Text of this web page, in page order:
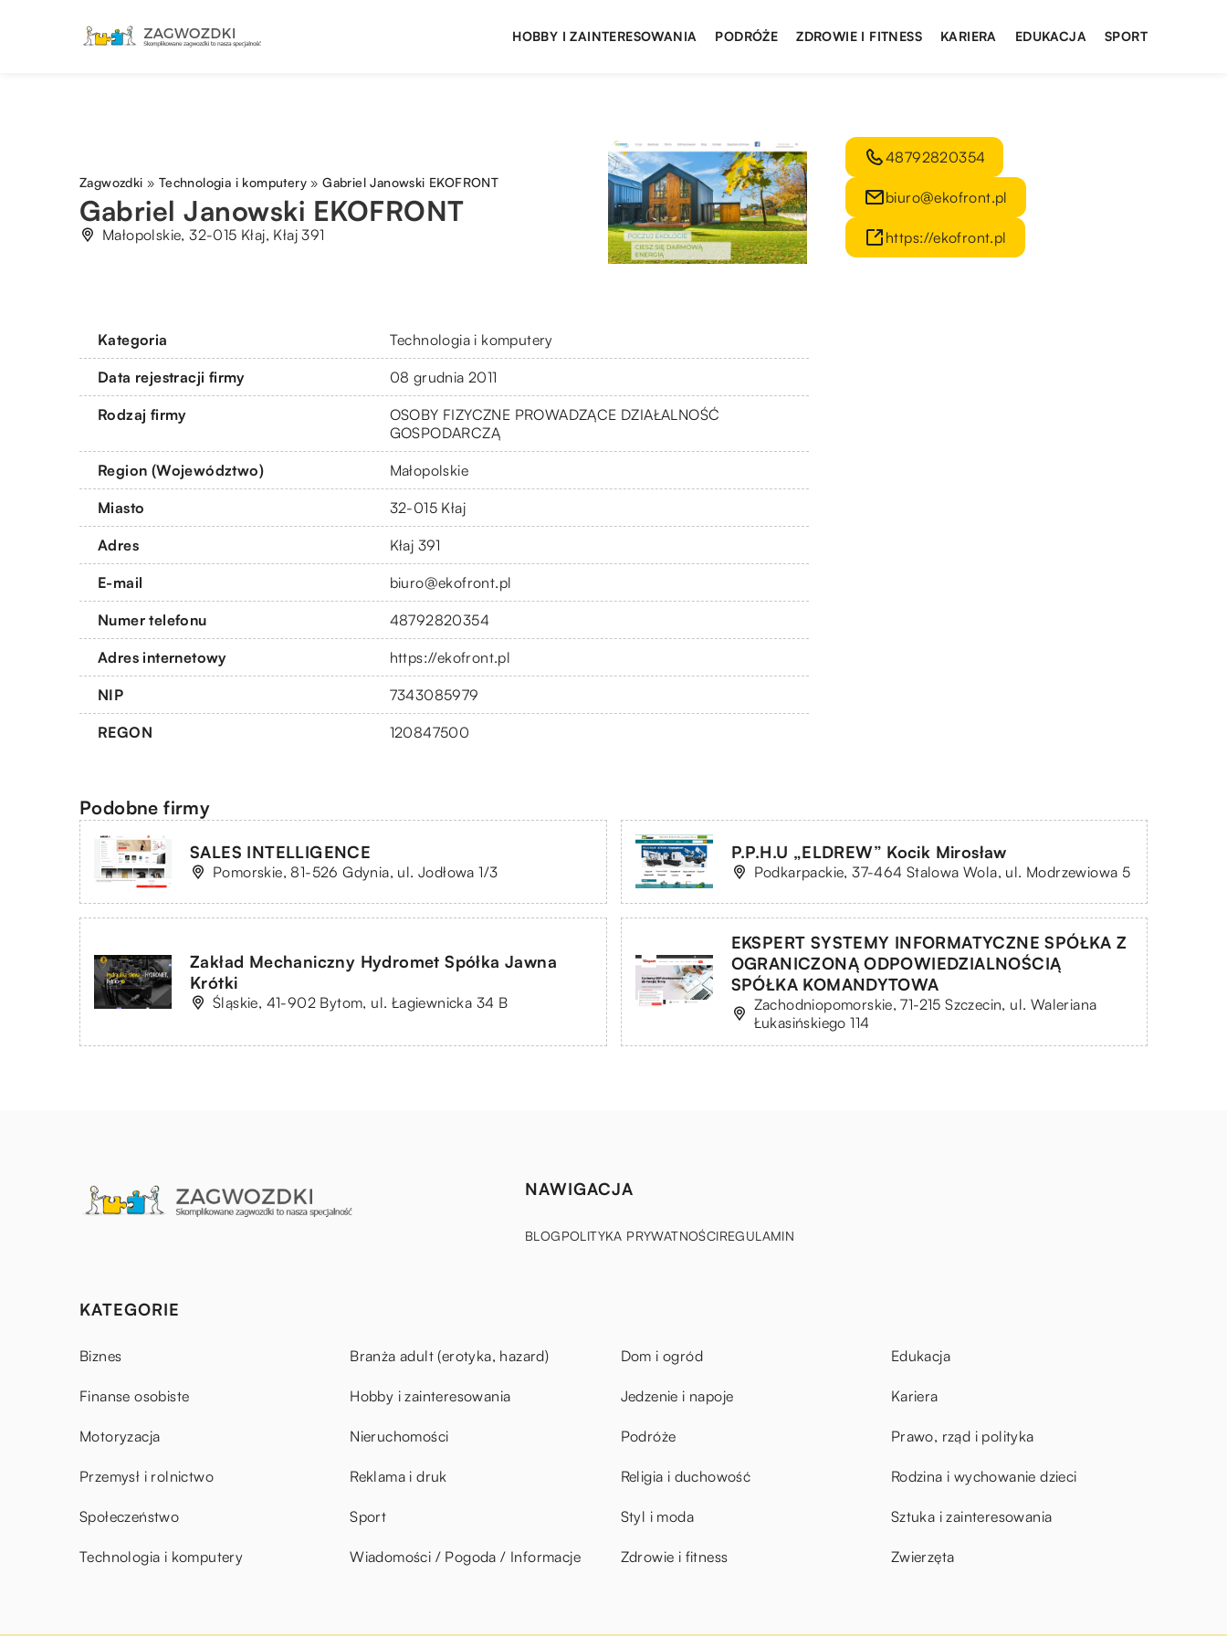
HOBBY I ZAINTERESOWANIA PODRÓŻE ZDROWIE I FITNESS KARIERA EDUKACJA SPORT
Zagwozdki » Technologia i komputery »Gabriel Janowski EKOFRONT
Gabriel Janowski EKOFRONT
Małopolskie, 32-015 Kłaj, Kłaj 391
Kategoria Technologia i komputery
Data rejestracji firmy 08 grudnia 2011
Rodzaj firmy
OSOBY FIZYCZNE PROWADZĄCE DZIAŁALNOŚĆ
GOSPODARCZĄ
Region (Województwo) Małopolskie
Miasto 32-015 Kłaj
Adres Kłaj 391
E-mail biuro@ekofront.pl
Numer telefonu 48792820354
Adres internetowy https://ekofront.pl
NIP 7343085979
REGON 120847500
48792820354
biuro@ekofront.pl
https://ekofront.pl
Podobne firmy
SALES INTELLIGENCE
Pomorskie, 81-526 Gdynia, ul. Jodłowa 1/3
P.P.H.U „ELDREW” Kocik Mirosław
Podkarpackie, 37-464 Stalowa Wola, ul. Modrzewiowa 5
Zakład Mechaniczny Hydromet Spółka Jawna
Krótki
Śląskie, 41-902 Bytom, ul. Łagiewnicka 34 B
EKSPERT SYSTEMY INFORMATYCZNE SPÓŁKA Z
OGRANICZONĄ ODPOWIEDZIALNOŚCIĄ
SPÓŁKA KOMANDYTOWA
Zachodniopomorskie, 71-215 Szczecin, ul. Waleriana
Łukasińskiego 114
NAWIGACJA
BLOGPOLITYKA PRYWATNOŚCIREGULAMIN
KATEGORIE
Biznes Branża adult (erotyka, hazard) Dom i ogród Edukacja
Finanse osobiste Hobby i zainteresowania Jedzenie i napoje Kariera
Motoryzacja Nieruchomości Podróże Prawo, rząd i polityka
Przemysł i rolnictwo Reklama i druk Religia i duchowość Rodzina i wychowanie dzieci
Społeczeństwo Sport Styl i moda Sztuka i zainteresowania
Technologia i komputery Wiadomości / Pogoda / Informacje Zdrowie i fitness Zwierzęta